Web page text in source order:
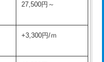
16,500円
現場見積
す。
5,500円
止
5,500円
27,500円～
+3,300円/ｍ